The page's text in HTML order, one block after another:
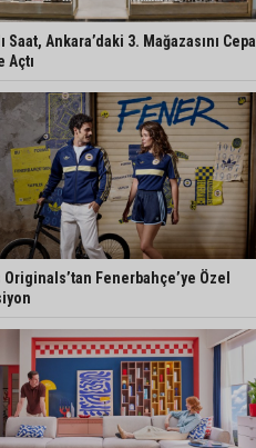
Saat, Ankara’daki 3. Mağazasını Cepa
Açtı
Fenerbahçe’ye Özel